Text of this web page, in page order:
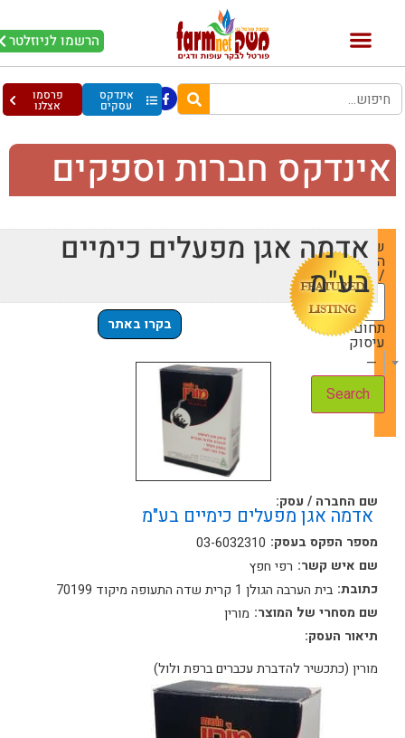
הרשמו לניוזלטר
אינדקס
עסקים
פרסמו
אצלנו
חברות וספקים
שם
החברה
/ עסק
תחום
עיסוק
— Choose One —
אדמה אגן מפעלים כימיים
בע"מ
בקרו באתר
שם החברה / עסק:
אדמה אגן מפעלים כימיים בע"מ
מספר הפקס בעסק: 03-6032310
שם איש קשר: רפי חפץ
כתובת: בית הערבה הגולן 1 קרית שדה התעופה מיקוד 70199
שם מסחרי של המוצר: מורין
תיאור העסק:
מורין (כתכשיר להדברת עכברים ברפת ולול)